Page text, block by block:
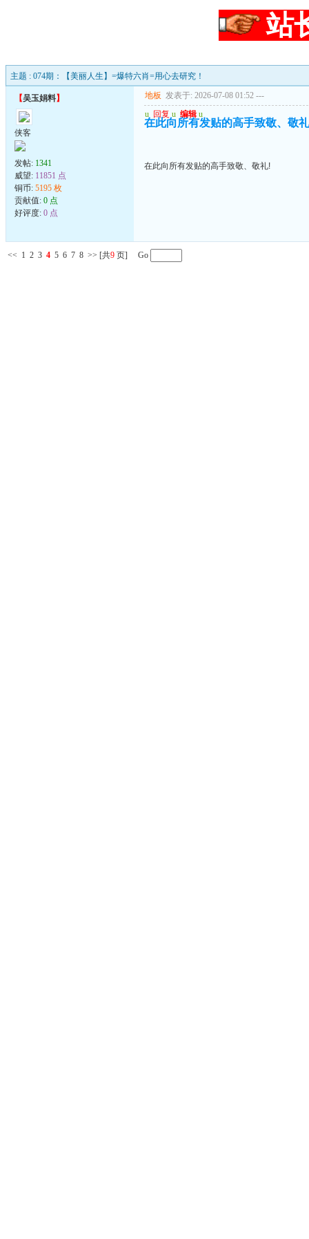
站
主题 : 074期：【美丽人生】=爆特六肖=用心去研究！
【吴玉娟料】
侠客
发帖: 1341
威望: 11851 点
铜币: 5195 枚
贡献值: 0 点
好评度: 0 点
地板 发表于: 2026-07-08 01:52 ---
u 回复 u 编辑 u
在此向所有发贴的高手致敬、敬
在此向所有发贴的高手致敬、敬礼!
<< 1 2 3 4 5 6 7 8 >> [共9 页] Go